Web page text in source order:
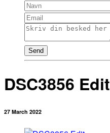
Send
DSC3856 Edit
27 March 2022